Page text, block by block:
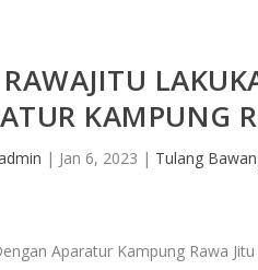
KAMPUNG
| Jan 6, 2023 | Tulang